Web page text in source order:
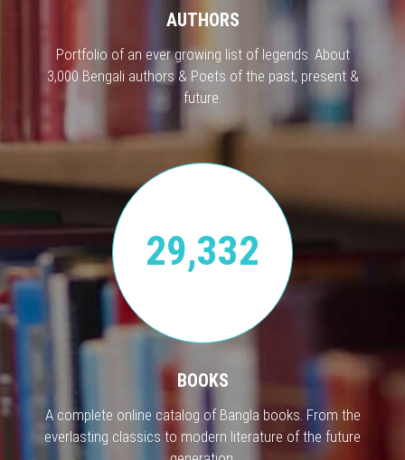
AUTHORS
Portfolio of an ever growing list of legends. About
3,000 Bengali authors & Poets of the past, present &
future.
29,332
BOOKS
A complete online catalog of Bangla books. From the
everlasting classics to modern literature of the future